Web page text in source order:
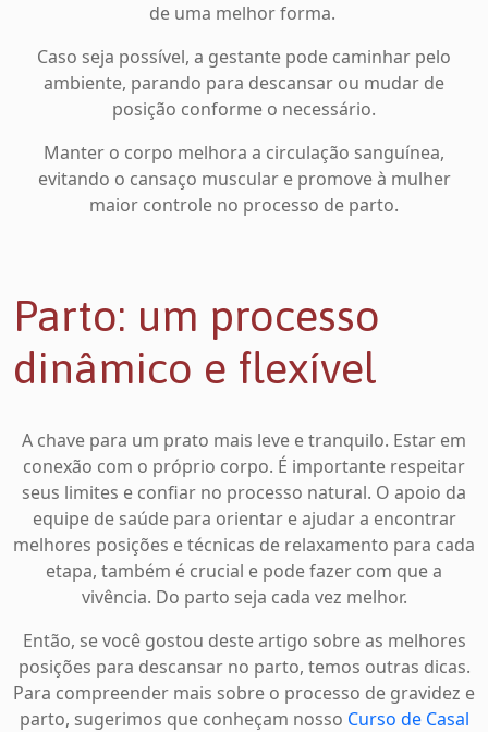
de uma melhor forma.
Caso seja possível, a gestante pode caminhar pelo
ambiente, parando para descansar ou mudar de
posição conforme o necessário.
Manter o corpo melhora a circulação sanguínea,
evitando o cansaço muscular e promove à mulher
maior controle no processo de parto.
Parto: um processo
dinâmico e flexível
A chave para um prato mais leve e tranquilo. Estar em
conexão com o próprio corpo. É importante respeitar
seus limites e confiar no processo natural. O apoio da
equipe de saúde para orientar e ajudar a encontrar
melhores posições e técnicas de relaxamento para cada
etapa, também é crucial e pode fazer com que a
vivência. Do parto seja cada vez melhor.
Então, se você gostou deste artigo sobre as melhores
posições para descansar no parto, temos outras dicas.
Para compreender mais sobre o processo de gravidez e
parto, sugerimos que conheçam nosso Curso de Casal